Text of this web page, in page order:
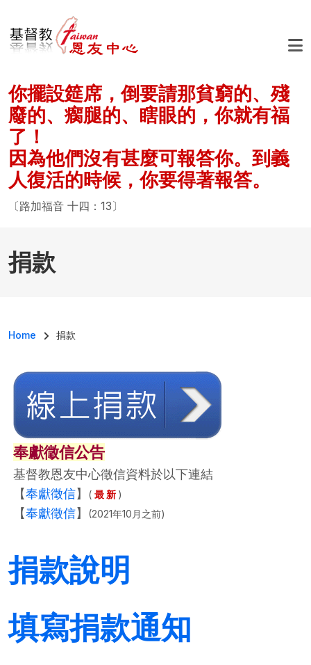
你擺設筵席，倒要請那貧窮的、殘
廢的、瘸腿的、瞎眼的，你就有福
了！
因為他們沒有甚麼可報答你。到義
人復活的時候，你要得著報答。
〔路加福音 十四：13〕
捐款
導航連結
Home 捐款
奉獻徵信公告
基督教恩友中心徵信資料於以下連結
【奉獻徵信】 ( 最 新 )
【奉獻徵信】 (2021年10月之前)
捐款說明
填寫捐款通知